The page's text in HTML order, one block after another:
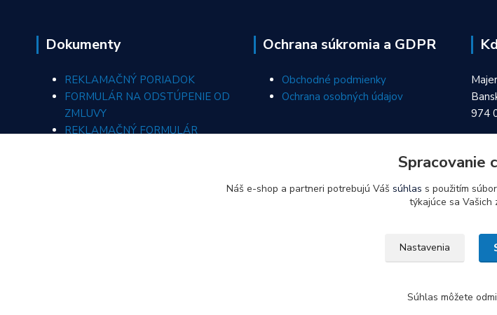
Dokumenty
REKLAMAČNÝ PORIADOK
FORMULÁR NA ODSTÚPENIE OD
ZMLUVY
REKLAMAČNÝ FORMULÁR
Ochrana súkromia a GDPR
Obchodné podmienky
Ochrana osobných údajov
974
Spracovanie
Náš e-shop a partneri potrebujú Váš súhlas s použitím
týkajúce sa Vašich
Nastavenia
Súhlas môžete